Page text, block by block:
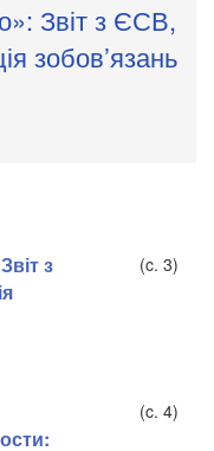
Звіт з ЄСВ,
зобов’язань
з
(c. 3)
(c. 4)